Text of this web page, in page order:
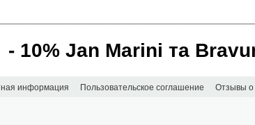
- 10% Jan Marini та
информация Пользовательское соглашение Отзывы о